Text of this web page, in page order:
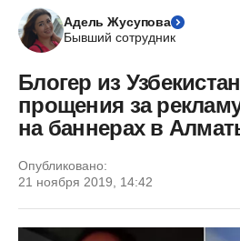
Адель Жусупова
Бывший сотрудник
Блогер из
прощения за
на баннерах в
Опубликовано:
21 ноября 2019, 14:42